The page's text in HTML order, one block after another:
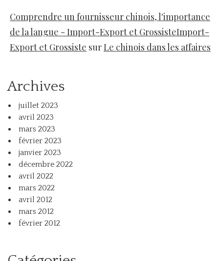
Comprendre un fournisseur chinois, l'importance
de la langue - Import-Export et GrossisteImport-
Export et Grossiste surLe chinois dans les affaires
Archives
juillet 2023
avril 2023
mars 2023
février 2023
janvier 2023
décembre 2022
avril 2022
mars 2022
avril 2012
mars 2012
février 2012